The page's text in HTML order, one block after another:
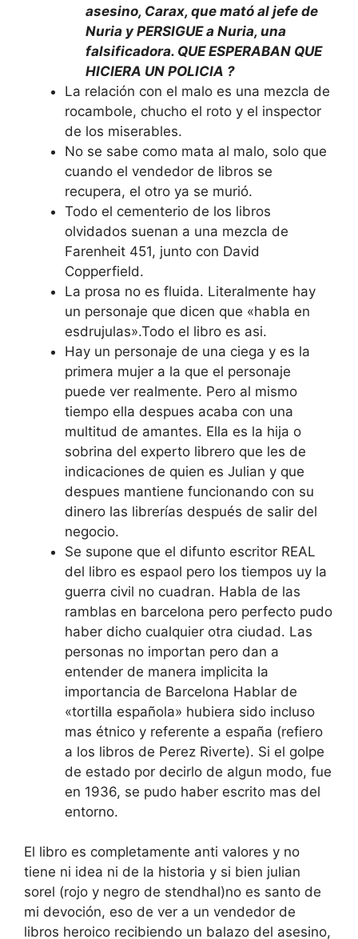
asesino, Carax, que mató al jefe de
Nuria y PERSIGUE a Nuria, una
falsificadora. QUE ESPERABAN QUE
HICIERA UN POLICIA ?
La relación con el malo es una mezcla de
rocambole, chucho el roto y el inspector
de los miserables.
No se sabe como mata al malo, solo que
cuando el vendedor de libros se
recupera, el otro ya se murió.
Todo el cementerio de los libros
olvidados suenan a una mezcla de
Farenheit 451, junto con David
Copperfield.
La prosa no es fluida. Literalmente hay
un personaje que dicen que «habla en
esdrujulas».Todo el libro es asi.
Hay un personaje de una ciega y es la
primera mujer a la que el personaje
puede ver realmente. Pero al mismo
tiempo ella despues acaba con una
multitud de amantes. Ella es la hija o
sobrina del experto librero que les de
indicaciones de quien es Julian y que
despues mantiene funcionando con su
dinero las librerías después de salir del
negocio.
Se supone que el difunto escritor REAL
del libro es espaol pero los tiempos uy la
guerra civil no cuadran. Habla de las
ramblas en barcelona pero perfecto pudo
haber dicho cualquier otra ciudad. Las
personas no importan pero dan a
entender de manera implicita la
importancia de Barcelona Hablar de
«tortilla española» hubiera sido incluso
mas étnico y referente a españa (refiero
a los libros de Perez Riverte). Si el golpe
de estado por decirlo de algun modo, fue
en 1936, se pudo haber escrito mas del
entorno.
El libro es completamente anti valores y no
tiene ni idea ni de la historia y si bien julian
sorel (rojo y negro de stendhal)no es santo de
mi devoción, eso de ver a un vendedor de
libros heroico recibiendo un balazo del asesino,